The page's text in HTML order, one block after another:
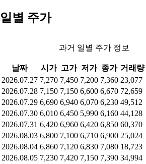
일별 주가
과거 일별 주가 정보
날짜 시가 고가 저가 종가 거래량
2026.07.27 7,270 7,450 7,200 7,360 23,077
2026.07.28 7,150 7,150 6,600 6,670 72,659
2026.07.29 6,690 6,940 6,070 6,230 49,512
2026.07.30 6,010 6,450 5,990 6,160 44,128
2026.07.31 6,420 6,960 6,420 6,850 60,370
2026.08.03 6,800 7,100 6,710 6,900 25,024
2026.08.04 6,860 7,120 6,830 7,080 18,723
2026.08.05 7,230 7,420 7,150 7,390 34,994